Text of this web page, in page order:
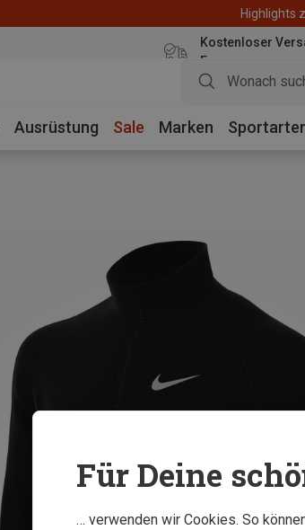
Highlights
Kostenloser
Euro
Ausrüstung Sale Marken
Für Deine
… verwenden wir Cookies. So